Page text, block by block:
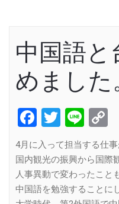
中国語と
めました
Facebook
Twitter
Line
4月に入って担当する仕事
国内観光の振興から国際
人事異動で変わったこと
中国語を勉強することに